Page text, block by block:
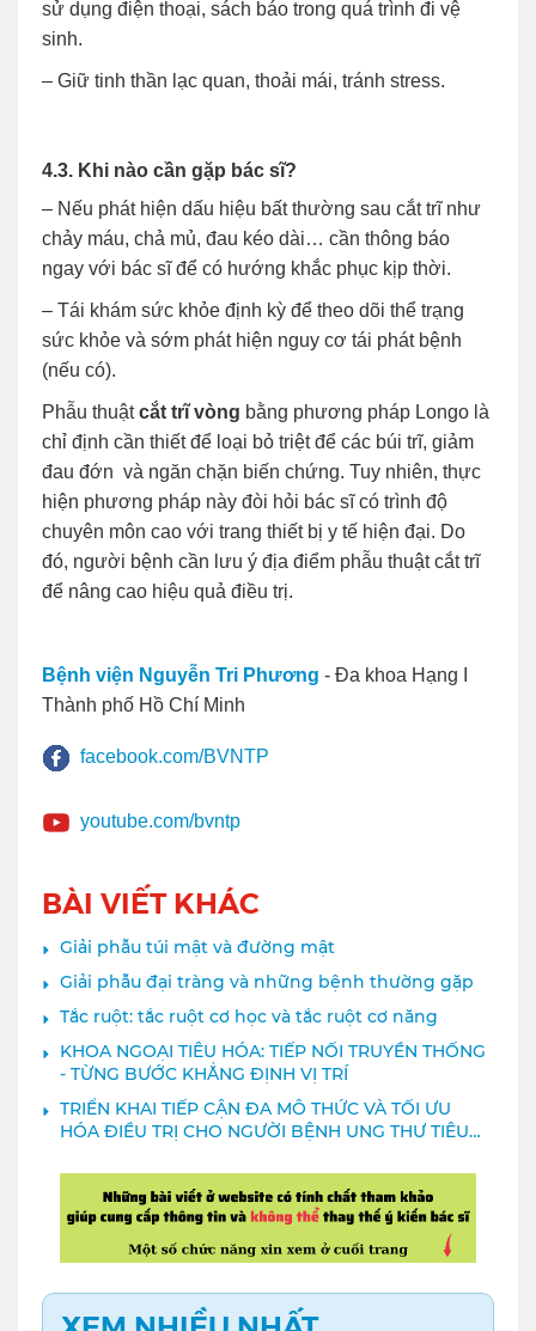
sử dụng điện thoại, sách báo trong quá trình đi vệ
sinh.
– Giữ tinh thần lạc quan, thoải mái, tránh stress.
4.3. Khi nào cần gặp bác sĩ?
– Nếu phát hiện dấu hiệu bất thường sau cắt trĩ như
chảy máu, chả mủ, đau kéo dài… cần thông báo
ngay với bác sĩ để có hướng khắc phục kịp thời.
– Tái khám sức khỏe định kỳ để theo dõi thể trạng
sức khỏe và sớm phát hiện nguy cơ tái phát bệnh
(nếu có).
Phẫu thuậtcắt trĩ vòng bằng phương pháp Longo là
chỉ định cần thiết để loại bỏ triệt để các búi trĩ, giảm
đau đớn và ngăn chặn biến chứng. Tuy nhiên, thực
hiện phương pháp này đòi hỏi bác sĩ có trình độ
chuyên môn cao với trang thiết bị y tế hiện đại. Do
đó, người bệnh cần lưu ý địa điểm phẫu thuật cắt trĩ
để nâng cao hiệu quả điều trị.
Bệnh viện Nguyễn Tri Phương - Đa khoa Hạng I
Thành phố Hồ Chí Minh
facebook.com/BVNTP
youtube.com/bvntp
BÀI VIẾT KHÁC
Giải phẫu túi mật và đường mật
Giải phẫu đại tràng và những bệnh thường gặp
Tắc ruột: tắc ruột cơ học và tắc ruột cơ năng
KHOA NGOẠI TIÊU HÓA: TIẾP NỐI TRUYỀN THỐNG
- TỪNG BƯỚC KHẲNG ĐỊNH VỊ TRÍ
TRIỂN KHAI TIẾP CẬN ĐA MÔ THỨC VÀ TỐI ƯU
HÓA ĐIỀU TRỊ CHO NGƯỜI BỆNH UNG THƯ TIÊU